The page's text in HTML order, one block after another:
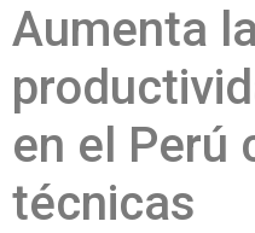
Aumenta
en el Perú
técnicas